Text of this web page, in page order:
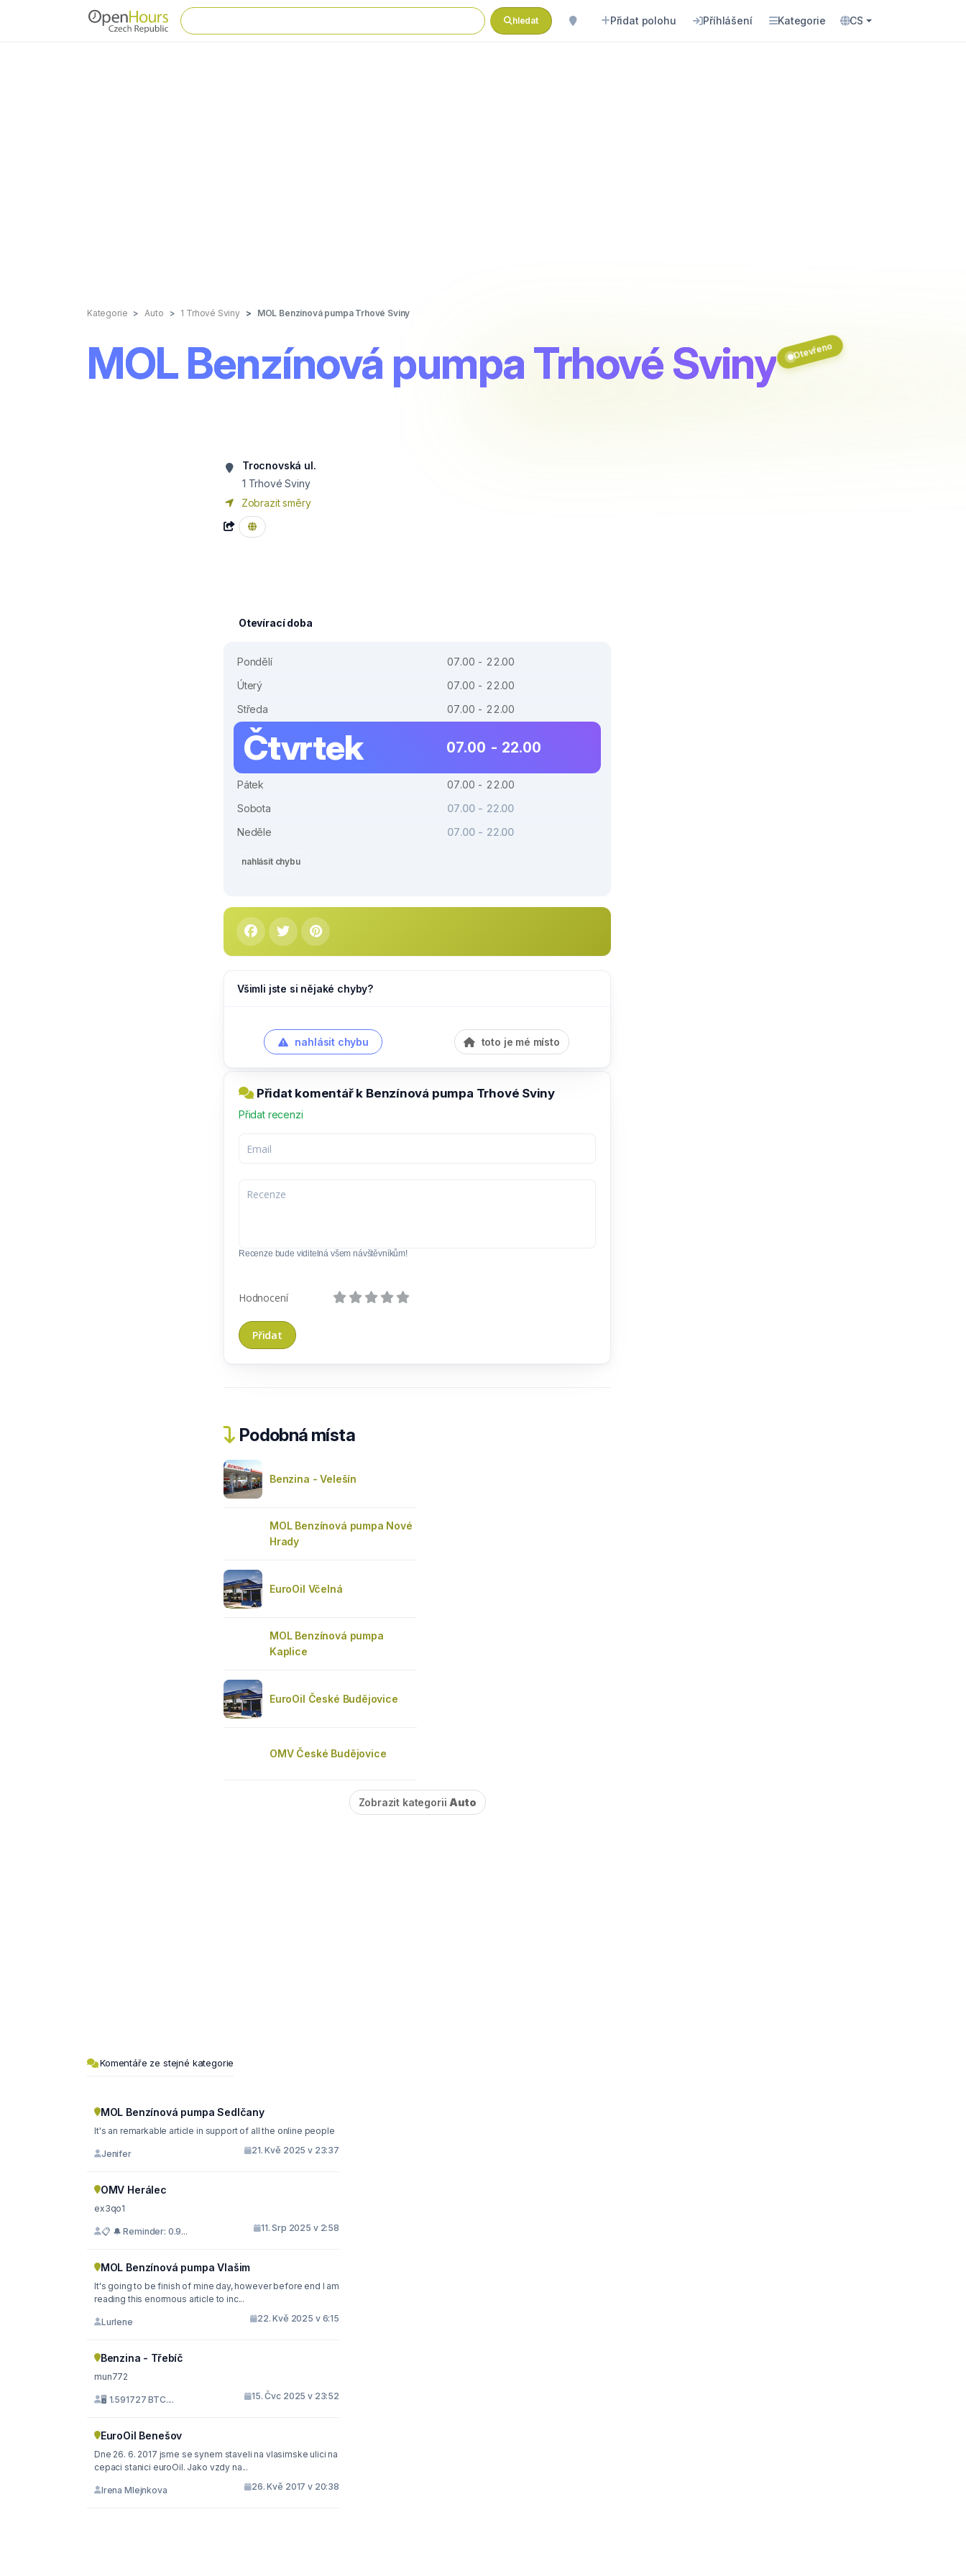
hledat Přidat polohu Příhlášení Kategorie CS
Kategorie Auto 1 Trhové Sviny MOL Benzínová pumpa Trhové Sviny
MOL Benzínová pumpa Trhové Sviny Otevřeno
Trocnovská ul.
1 Trhové Sviny
Zobrazit směry
Otevírací doba
Pondělí
07.00 - 22.00
Úterý
07.00 - 22.00
Středa
07.00 - 22.00
Čtvrtek 07.00 - 22.00
Pátek
07.00 - 22.00
Sobota
07.00 - 22.00
Neděle
07.00 - 22.00
nahlásit chybu
Všimli jste si nějaké chyby?
nahlásit chybu toto je mé místo
Přidat komentář k Benzínová pumpa Trhové Sviny
Přidat recenzi
Recenze bude viditelná všem návštěvníkům!
Hodnocení
Podobná místa
Benzina - Velešín
MOL Benzínová pumpa Nové
Hrady
EuroOil Včelná
MOL Benzínová pumpa
Kaplice
EuroOil České Budějovice
OMV České Budějovice
Zobrazit kategorii Auto
Komentáře ze stejné kategorie
MOL Benzínová pumpa Sedlčany
It's an remarkable article in support of all the online people
Jenifer 21. Kvě 2025 v 23:37
OMV Herálec
ex3qo1
📋 🔔 Reminder: 0.9... 11. Srp 2025 v 2:58
MOL Benzínová pumpa Vlašim
It's going to be finish of mine day, however before end I am
reading this enormous article to inc...
Lurlene 22. Kvě 2025 v 6:15
Benzina - Třebíč
mun772
🖥 1.591727 BTC.... 15. Čvc 2025 v 23:52
EuroOil Benešov
Dne 26. 6. 2017 jsme se synem staveli na vlasimske ulici na
cepaci stanici euroOil. Jako vzdy na...
Irena Mlejnkova 26. Kvě 2017 v 20:38